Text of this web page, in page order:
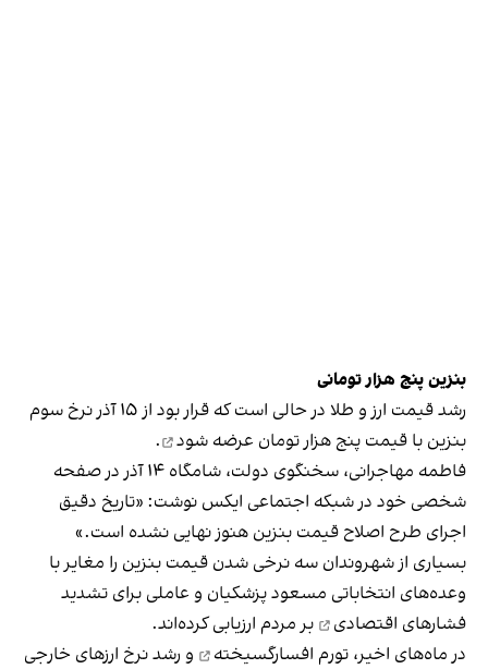
بنزین پنج‌ هزار تومانی
رشد قیمت ارز و طلا در حالی است که قرار بود از ۱۵ آذر نرخ سوم
بنزین با قیمت پنج ‌هزار تومان عرضه شود
.
فاطمه مهاجرانی، سخنگوی دولت، شامگاه ۱۴ آذر در صفحه
شخصی خود در شبکه اجتماعی ایکس نوشت: «تاریخ دقیق
اجرای طرح اصلاح قیمت بنزین هنوز نهایی نشده است.»
بسیاری از شهروندان سه نرخی شدن قیمت بنزین را مغایر با
وعده‌های انتخاباتی مسعود پزشکیان و عاملی برای تشدید
فشارهای اقتصادی
بر مردم ارزیابی کرده‌اند.
در ماه‌های اخیر، تورم افسارگسیخته
و رشد نرخ ارزهای خارجی